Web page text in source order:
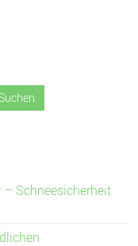
Schneesicherheit